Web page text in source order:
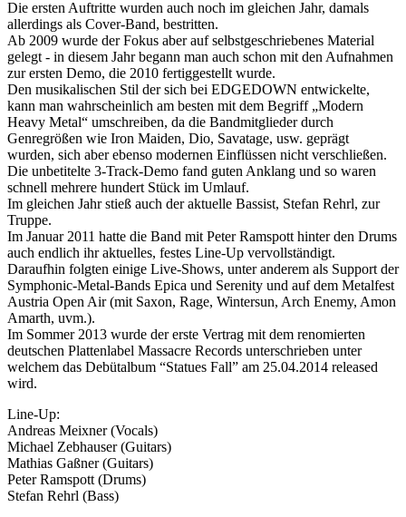
Die ersten Auftritte wurden auch noch im gleichen Jahr, damals
allerdings als Cover-Band, bestritten.
Ab 2009 wurde der Fokus aber auf selbstgeschriebenes Material
gelegt - in diesem Jahr begann man auch schon mit den Aufnahmen
zur ersten Demo, die 2010 fertiggestellt wurde.
Den musikalischen Stil der sich bei EDGEDOWN entwickelte,
kann man wahrscheinlich am besten mit dem Begriff „Modern
Heavy Metal“ umschreiben, da die Bandmitglieder durch
Genregrößen wie Iron Maiden, Dio, Savatage, usw. geprägt
wurden, sich aber ebenso modernen Einflüssen nicht verschließen.
Die unbetitelte 3-Track-Demo fand guten Anklang und so waren
schnell mehrere hundert Stück im Umlauf.
Im gleichen Jahr stieß auch der aktuelle Bassist, Stefan Rehrl, zur
Truppe.
Im Januar 2011 hatte die Band mit Peter Ramspott hinter den Drums
auch endlich ihr aktuelles, festes Line-Up vervollständigt.
Daraufhin folgten einige Live-Shows, unter anderem als Support der
Symphonic-Metal-Bands Epica und Serenity und auf dem Metalfest
Austria Open Air (mit Saxon, Rage, Wintersun, Arch Enemy, Amon
Amarth, uvm.).
Im Sommer 2013 wurde der erste Vertrag mit dem renomierten
deutschen Plattenlabel Massacre Records unterschrieben unter
welchem das Debütalbum “Statues Fall” am 25.04.2014 released
wird.
Line-Up:
Andreas Meixner (Vocals)
Michael Zebhauser (Guitars)
Mathias Gaßner (Guitars)
Peter Ramspott (Drums)
Stefan Rehrl (Bass)